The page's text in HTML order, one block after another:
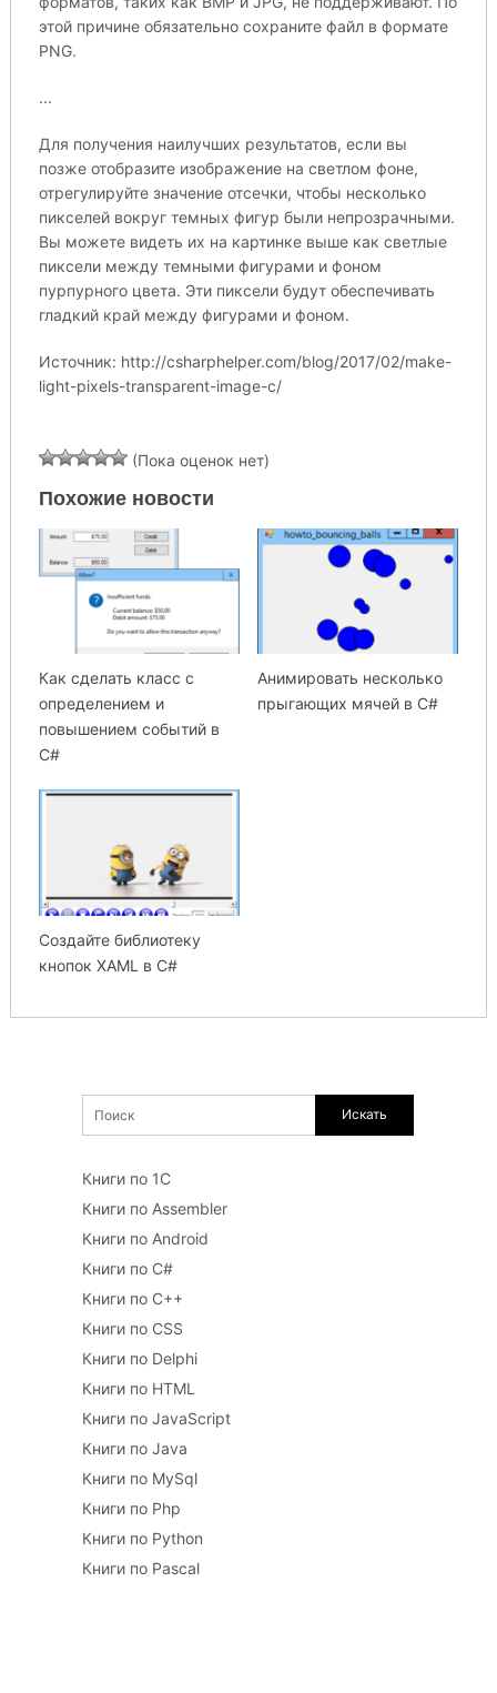
этой причине обязательно сохраните файл в формате
PNG.
...
Для получения наилучших результатов, если вы
позже отобразите изображение на светлом фоне,
отрегулируйте значение отсечки, чтобы несколько
пикселей вокруг темных фигур были непрозрачными.
Вы можете видеть их на картинке выше как светлые
пиксели между темными фигурами и фоном
пурпурного цвета. Эти пиксели будут обеспечивать
гладкий край между фигурами и фоном.
Источник: http://csharphelper.com/blog/2017/02/make-
light-pixels-transparent-image-c/
(Пока оценок нет)
Похожие новости
Как сделать класс с
определением и
повышением событий в
C#
Анимировать несколько
прыгающих мячей в C#
Создайте библиотеку
кнопок XAML в C#
Книги по 1С
Книги по Assembler
Книги по Android
Книги по C#
Книги по C++
Книги по CSS
Книги по Delphi
Книги по HTML
Книги по JavaScript
Книги по Java
Книги по MySql
Книги по Php
Книги по Python
Книги по Pascal